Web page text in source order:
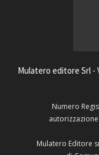
Mulatero editore Srl -
Numero
Mulatero Editore